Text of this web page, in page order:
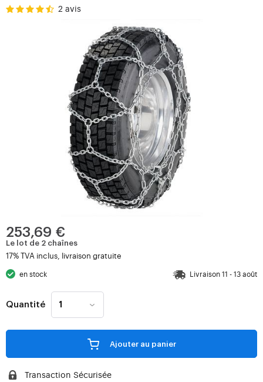
2 avis
253,69 €
Le lot de 2 chaînes
17% TVA inclus, livraison gratuite
en stock Livraison 11 - 13 août
Quantité
Ajouter au panier
Transaction Sécurisée